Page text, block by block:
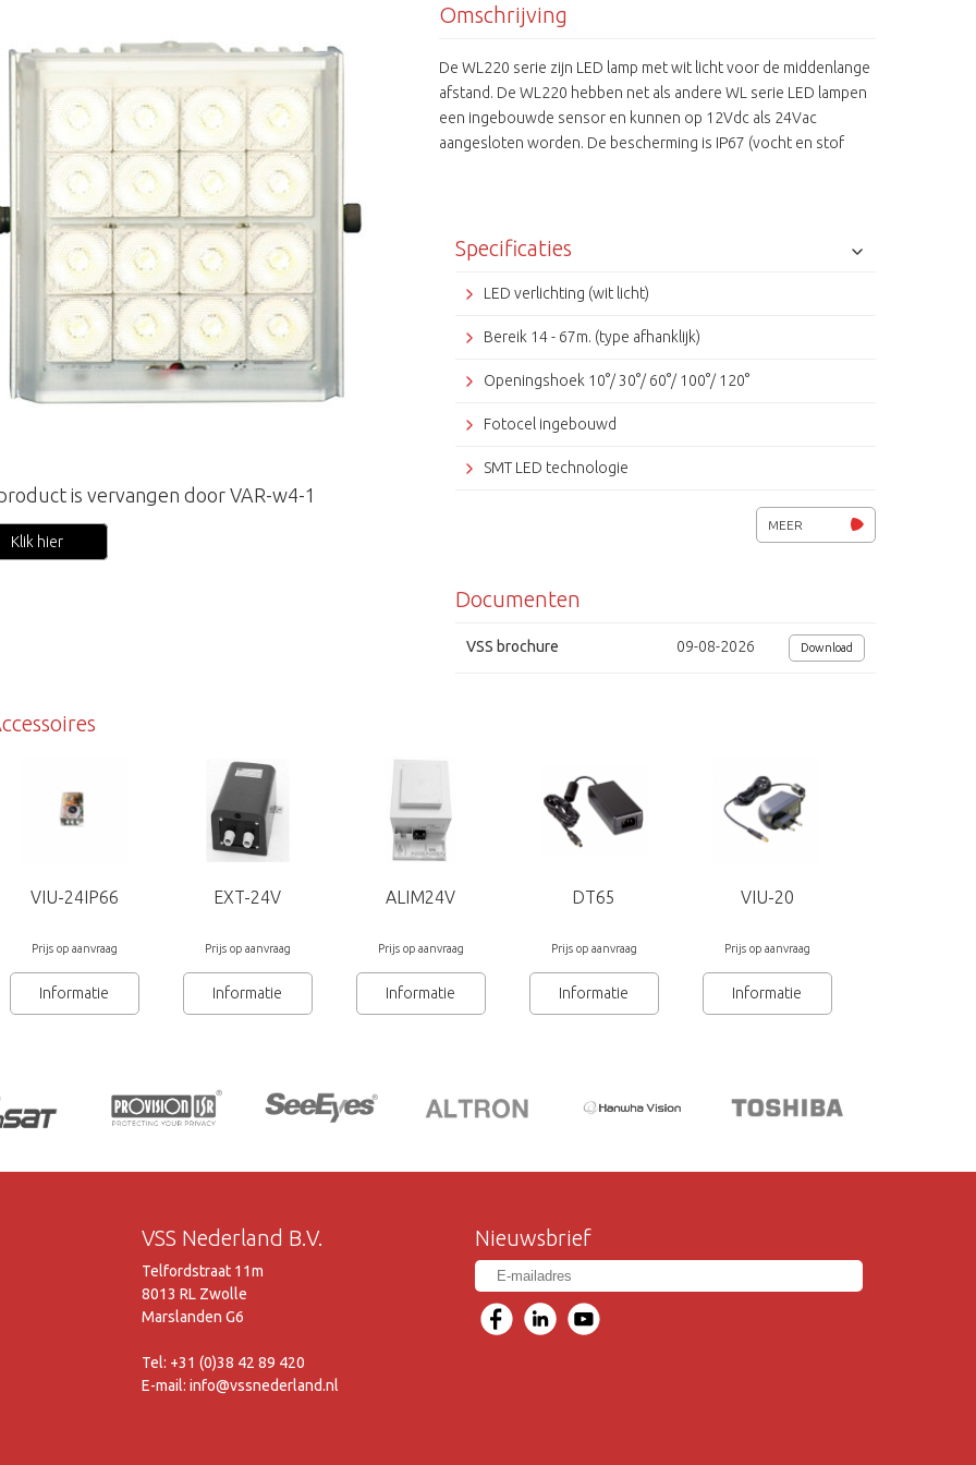
is vervangen door VAR-w4-1
Klik hier
Omschrijving
De WL220 serie zijn LED lamp met wit licht voor de middenlange
afstand. De WL220 hebben net als andere WL serie LED lampen
een ingebouwde sensor en kunnen op 12Vdc als 24Vac
aangesloten worden. De bescherming is IP67 (vocht en stof
Specificaties
LED verlichting (wit licht)
Bereik 14 - 67m. (type afhanklijk)
Openingshoek 10°/ 30°/ 60°/ 100°/ 120°
Fotocel ingebouwd
SMT LED technologie
Voedingsspanning 12-32Vdc / 24Vac
5 jaar garantie
MEER
Documenten
VSS brochure 09-08-2026 Download
VIU-24IP66
Prijs op aanvraag
Informatie
EXT-24V
Prijs op aanvraag
Informatie
ALIM24V
Prijs op aanvraag
Informatie
DT65
Prijs op aanvraag
Informatie
VIU-20
Prijs op aanvraag
Informatie
VSS Nederland B.V.
Telfordstraat 11m
8013 RL Zwolle
Marslanden G6
Tel: +31 (0)38 42 89 420
E-mail: info@vssnederland.nl
Nieuwsbrief